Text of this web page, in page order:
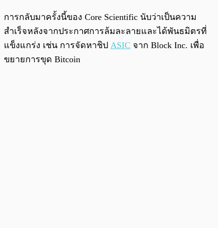
การกลับมาครั้งนี้ของ Core Scientific นับว่าเป็นความ
สำเร็จหลังจากประกาศการล้มละลายและได้พันธมิตรที่
แข็งแกร่ง เช่น การจัดหาชิป ASIC จาก Block Inc. เพื่อ
ขยายการขุด Bitcoin